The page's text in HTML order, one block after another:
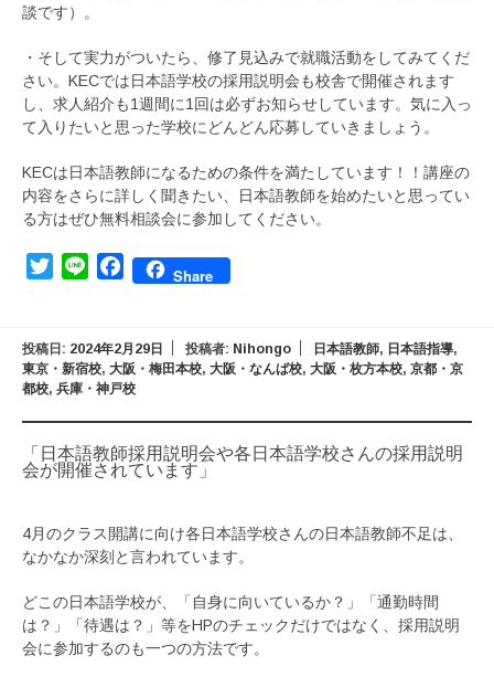
談です）。
・そして実力がついたら、修了見込みで就職活動をしてみてくだ
さい。KECでは日本語学校の採用説明会も校舎で開催されます
し、求人紹介も1週間に1回は必ずお知らせしています。気に入っ
て入りたいと思った学校にどんどん応募していきましょう。
KECは日本語教師になるための条件を満たしています！！講座の
内容をさらに詳しく聞きたい、日本語教師を始めたいと思ってい
る方はぜひ無料相談会に参加してください。
TwitterLine FacebookShare
投稿日: 2024年2月29日 投稿者: Nihongo 日本語教師, 日本語指導,
東京・新宿校, 大阪・梅田本校, 大阪・なんば校, 大阪・枚方本校, 京都・京
都校, 兵庫・神戸校
「日本語教師採用説明会や各日本語学校さんの採用説明
会が開催されています」
4月のクラス開講に向け各日本語学校さんの日本語教師不足は、
なかなか深刻と言われています。
どこの日本語学校が、「自身に向いているか？」「通勤時間
は？」「待遇は？」等をHPのチェックだけではなく、採用説明
会に参加するのも一つの方法です。